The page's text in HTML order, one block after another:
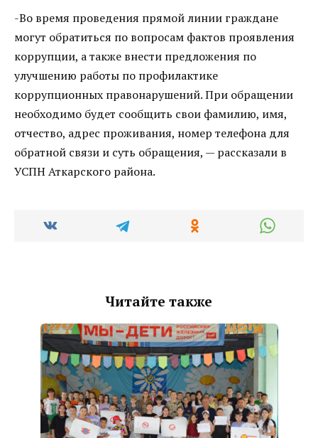
-Во время проведения прямой линии граждане
могут обратиться по вопросам фактов проявления
коррупции, а также внести предложения по
улучшению работы по профилактике
коррупционных правонарушений. При обращении
необходимо будет сообщить свои фамилию, имя,
отчество, адрес проживания, номер телефона для
обратной связи и суть обращения, — рассказали в
УСПН Аткарского района.
Читайте также